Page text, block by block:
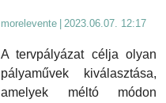
morelevente | 2023.06.07. 12:17
A tervpályázat célja olyan
pályaművek kiválasztása,
amelyek méltó módon